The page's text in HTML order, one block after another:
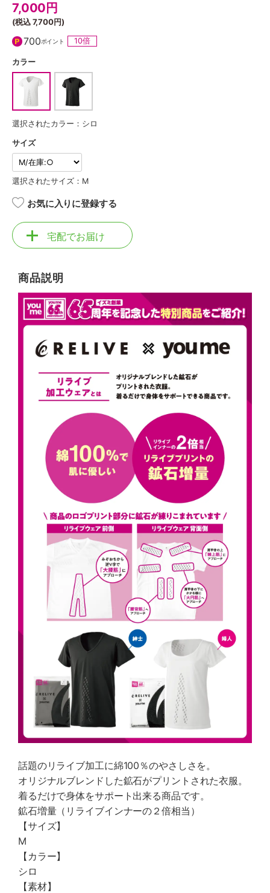
7,000 円
(税込7,700円)
700ポイント 10倍
カラー
選択されたカラー：シロ
サイズ
選択されたサイズ：M
お気に入りに登録する
宅配でお届け
商品説明
話題のリライブ加工に綿100％のやさしさを。
オリジナルブレンドした鉱石がプリントされた衣服。
着るだけで身体をサポート出来る商品です。
鉱石増量（リライブインナーの２倍相当）
【サイズ】
M
【カラー】
シロ
【素材】